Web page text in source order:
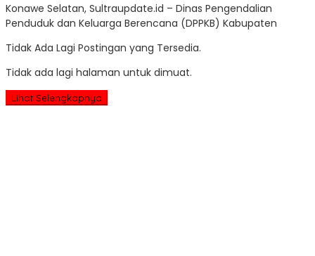
Update
Konawe Selatan, Sultraupdate.id – Dinas Pengendalian
Penduduk dan Keluarga Berencana (DPPKB) Kabupaten
Tidak Ada Lagi Postingan yang Tersedia.
Tidak ada lagi halaman untuk dimuat.
Lihat Selengkapnya